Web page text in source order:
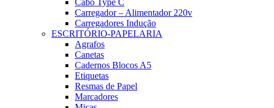
Carregador – Alimentador 220v
Carregadores Indução
ESCRITÓRIO-PAPELARIA
Agrafos
Canetas
Cadernos Blocos A5
Etiquetas
Resmas de Papel
Marcadores